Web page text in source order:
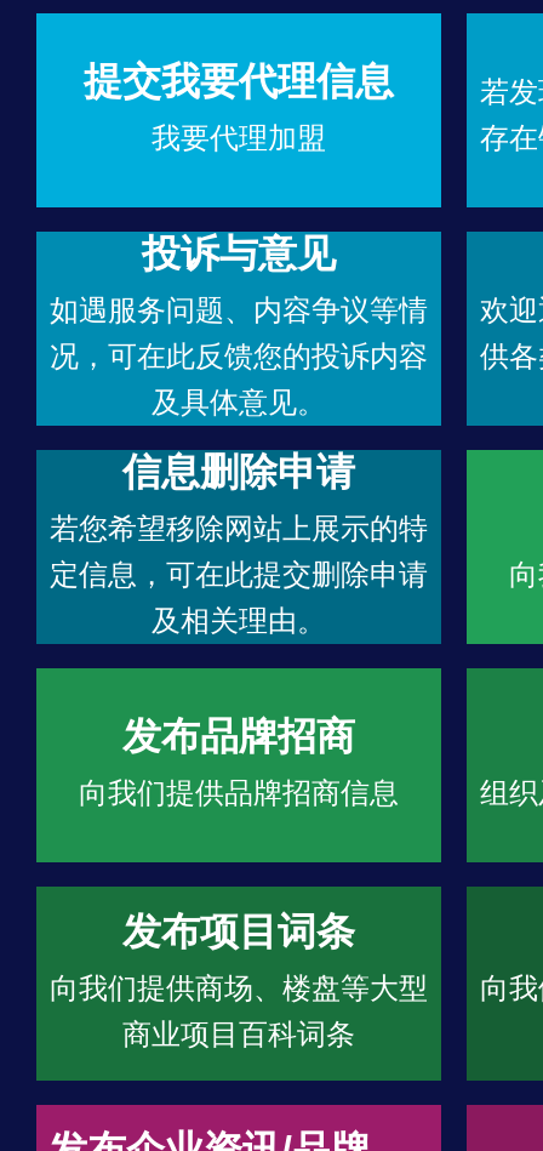
提交我要代理信息
我要代理加盟
若
存
投诉与意见
如遇服务问题、内容争议等情
况，可在此反馈您的投诉内容
及具体意见。
欢
供
信息删除申请
若您希望移除网站上展示的特
定信息，可在此提交删除申请
及相关理由。
发布品牌招商
向我们提供品牌招商信息 组
发布项目词条
向我们提供商场、楼盘等大型
商业项目百科词条
向